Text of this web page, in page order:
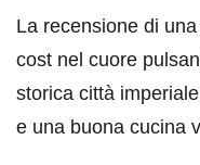
La recensione di
cost nel cuore
storica città
e una buona cucina